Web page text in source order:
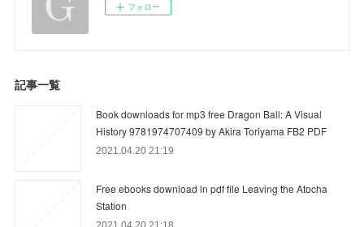
フォロー
記事一覧
Book downloads for mp3 free Dragon Ball: A Visual
History 9781974707409 by Akira Toriyama FB2 PDF
2021.04.20 21:19
Free ebooks download in pdf file Leaving the Atocha
Station